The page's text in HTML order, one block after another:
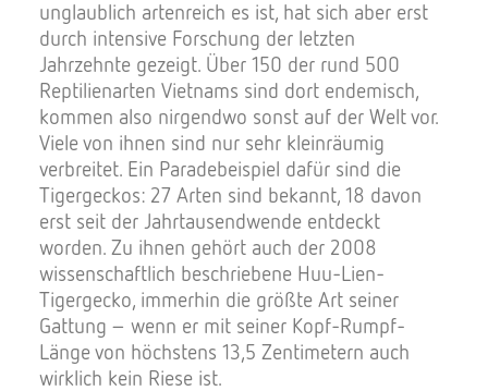
unglaublich artenreich es ist, hat sich aber erst
durch intensive Forschung der letzten
Jahrzehnte gezeigt. Über 150 der rund 500
Reptilienarten Vietnams sind dort endemisch,
kommen also nirgendwo sonst auf der Welt vor.
Viele von ihnen sind nur sehr kleinräumig
verbreitet. Ein Paradebeispiel dafür sind die
Tigergeckos: 27 Arten sind bekannt, 18 davon
erst seit der Jahrtausendwende entdeckt
worden. Zu ihnen gehört auch der 2008
wissenschaftlich beschriebene Huu-Lien-
Tigergecko, immerhin die größte Art seiner
Gattung – wenn er mit seiner Kopf-Rumpf-
Länge von höchstens 13,5 Zentimetern auch
wirklich kein Riese ist.